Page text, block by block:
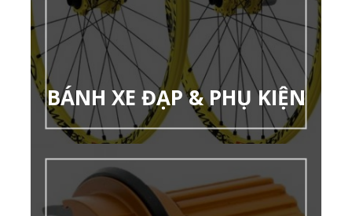
BÁNH XE ĐẠP & PHỤ KIỆN